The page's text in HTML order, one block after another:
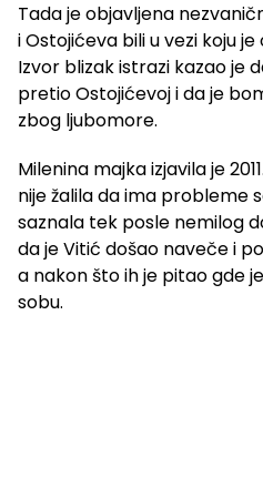
Tada je objavljena
i Ostojićeva bili u vezi koju
Izvor blizak istrazi kazao je
pretio Ostojićevoj i da je
zbog ljubomore.
Milenina majka izjavila je
nije žalila da ima probleme
saznala tek posle nemilog
da je Vitić došao naveče i
a nakon što ih je pitao gde
sobu.